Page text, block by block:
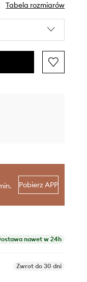
Tabela rozmiarów
Pobierz APP
nawet w 24h
Zwrot do 30 dni